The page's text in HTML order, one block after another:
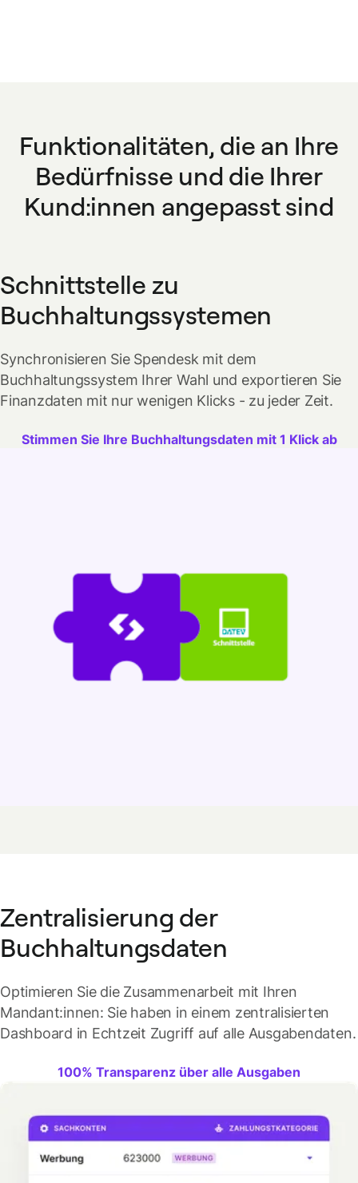
Funktionalitäten, die an Ihre
Bedürfnisse und die Ihrer
Kund:innen angepasst sind
Schnittstelle zu
Buchhaltungssystemen
Synchronisieren Sie Spendesk mit dem
Buchhaltungssystem Ihrer Wahl und exportieren Sie
Finanzdaten mit nur wenigen Klicks - zu jeder Zeit.
Stimmen Sie Ihre Buchhaltungsdaten mit 1 Klick ab
Zentralisierung der
Buchhaltungsdaten
Optimieren Sie die Zusammenarbeit mit Ihren
Mandant:innen: Sie haben in einem zentralisierten
Dashboard in Echtzeit Zugriff auf alle Ausgabendaten.
100% Transparenz über alle Ausgaben